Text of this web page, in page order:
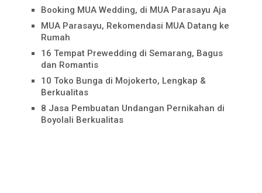
Booking MUA Wedding, di MUA Parasayu Aja
MUA Parasayu, Rekomendasi MUA Datang ke
Rumah
16 Tempat Prewedding di Semarang, Bagus
dan Romantis
10 Toko Bunga di Mojokerto, Lengkap &
Berkualitas
8 Jasa Pembuatan Undangan Pernikahan di
Boyolali Berkualitas